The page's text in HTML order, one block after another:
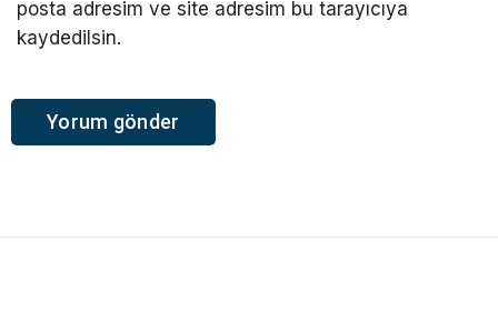
posta adresim ve site adresim bu tarayıcıya
kaydedilsin.